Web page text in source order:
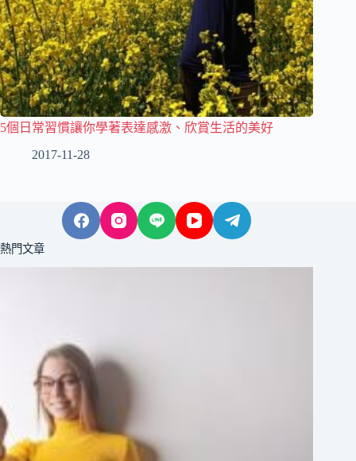
5個日常習慣讓你學著表達感激、欣賞生活的美好
2017-11-28
熱門文章